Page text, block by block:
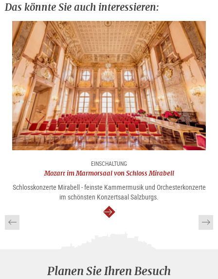
Das könnte Sie auch interessieren:
EINSCHALTUNG
Mozart im Marmorsaal von Schloss Mirabell
Schlosskonzerte Mirabell - feinste Kammermusik und Orchesterkonzerte
im schönsten Konzertsaal Salzburgs.
weiter
Planen Sie Ihren Besuch